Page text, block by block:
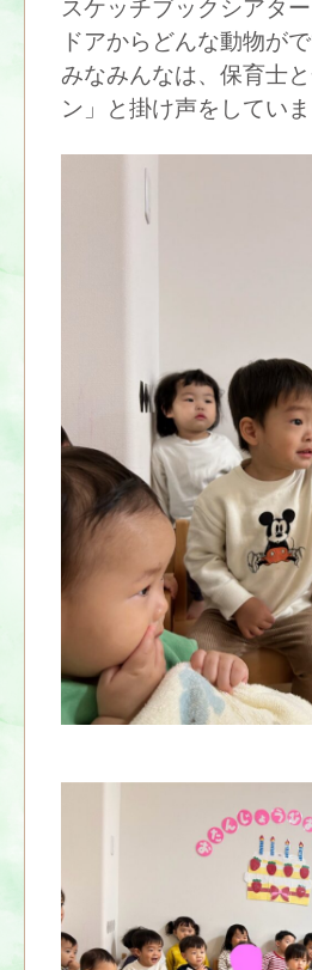
スケッチブックシアター
ドアからどんな動物が
みなみんなは、保育士
ン」と掛け声をしてい